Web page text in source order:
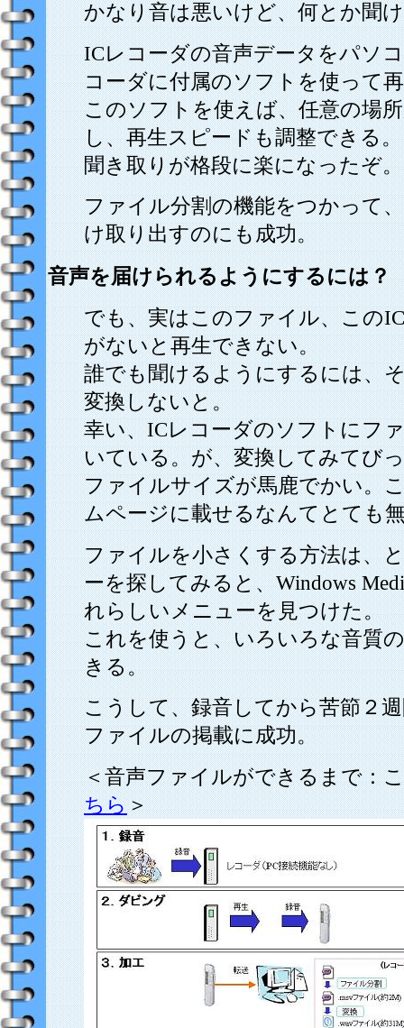
かなり音は悪いけど、何とか聞
ICレコーダの音声データをパソ
コーダに付属のソフトを使って
このソフトを使えば、任意の場
し、再生スピードも調整できる。
聞き取りが格段に楽になったぞ。
ファイル分割の機能をつかって
け取り出すのにも成功。
音声を届けられるようにするには？
でも、実はこのファイル、この
がないと再生できない。
誰でも聞けるようにするには、
変換しないと。
幸い、ICレコーダのソフトにフ
いている。が、変換してみてび
ファイルサイズが馬鹿でかい。
ムページに載せるなんてとても
ファイルを小さくする方法は、
ーを探してみると、Windows
れらしいメニューを見つけた。
これを使うと、いろいろな音質
きる。
こうして、録音してから苦節２
ファイルの掲載に成功。
＜音声ファイルができるまで：
ちら＞